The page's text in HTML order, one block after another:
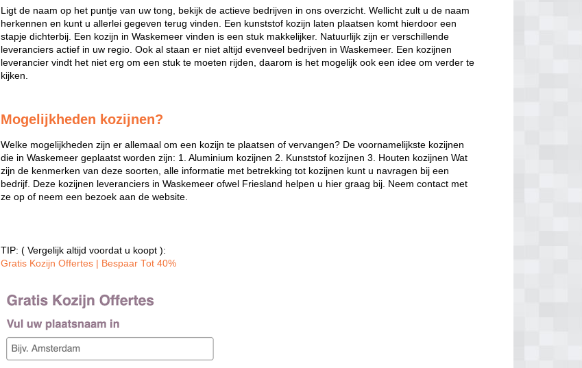
Ligt de naam op het puntje van uw tong, bekijk de actieve bedrijven in ons overzicht. Wellicht zult u de naam
herkennen en kunt u allerlei gegeven terug vinden. Een kunststof kozijn laten plaatsen komt hierdoor een
stapje dichterbij. Een kozijn in Waskemeer vinden is een stuk makkelijker. Natuurlijk zijn er verschillende
leveranciers actief in uw regio. Ook al staan er niet altijd evenveel bedrijven in Waskemeer. Een kozijnen
leverancier vindt het niet erg om een stuk te moeten rijden, daarom is het mogelijk ook een idee om verder te
kijken.
Mogelijkheden kozijnen?
Welke mogelijkheden zijn er allemaal om een kozijn te plaatsen of vervangen? De voornamelijkste kozijnen
die in Waskemeer geplaatst worden zijn: 1. Aluminium kozijnen 2. Kunststof kozijnen 3. Houten kozijnen Wat
zijn de kenmerken van deze soorten, alle informatie met betrekking tot kozijnen kunt u navragen bij een
bedrijf. Deze kozijnen leveranciers in Waskemeer ofwel Friesland helpen u hier graag bij. Neem contact met
ze op of neem een bezoek aan de website.
TIP: ( Vergelijk altijd voordat u koopt ):
Gratis Kozijn Offertes | Bespaar Tot 40%‎